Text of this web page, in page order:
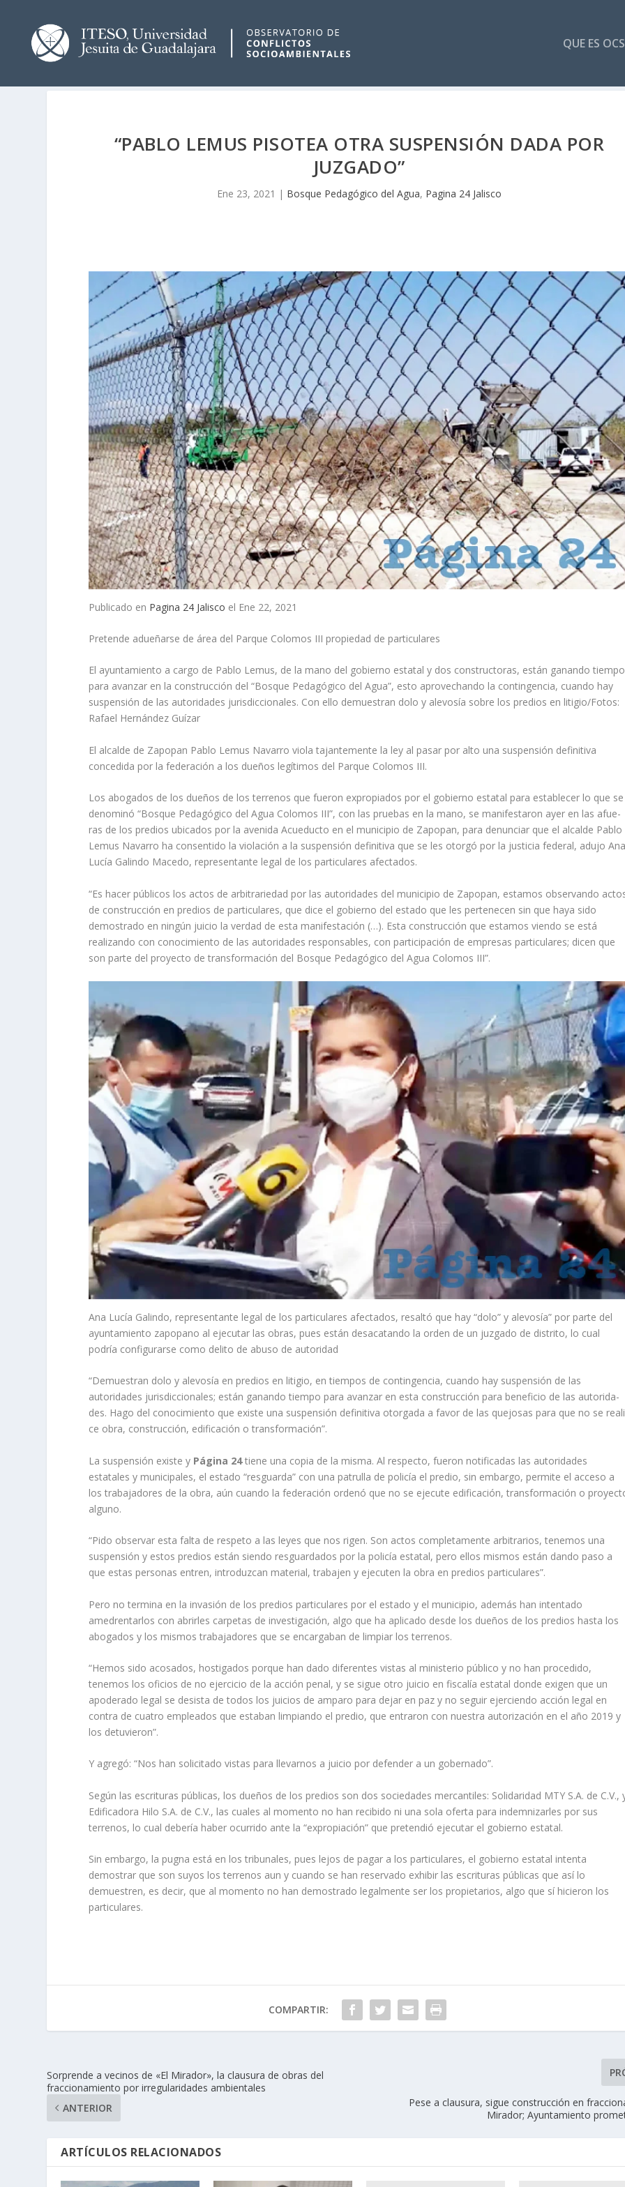
QUE ES
“PABLO LEMUS PISOTEA OTRA SUSPENSIÓN DADA POR
JUZGADO”
Ene 23, 2021 | Bosque Pedagógico del Agua, Pagina 24 Jalisco
Publicado en Pagina 24 Jalisco el Ene 22, 2021
Pretende adueñarse de área del Parque Colomos III propiedad de particulares
El ayuntamiento a cargo de Pablo Lemus, de la mano del gobierno estatal y dos constructoras, están ganando tiempo
para avanzar en la construcción del “Bosque Pedagógico del Agua”, esto aprovechando la contingencia, cuando hay
suspensión de las autoridades jurisdiccionales. Con ello demuestran dolo y alevosía sobre los predios en litigio/Fotos:
Rafael Hernández Guízar
El alcalde de Zapopan Pa­blo Lemus Navarro viola ta­jantemente la ley al pasar por alto una suspensión definitiva
concedida por la federación a los dueños legítimos del Par­que Colomos III.
Los abogados de los due­ños de los terrenos que fueron expropiados por el gobierno estatal para establecer lo que se
denominó “Bosque Peda­gógico del Agua Colomos III”, con las pruebas en la mano, se manifestaron ayer en las afue­
ras de los predios ubicados por la avenida Acueducto en el municipio de Zapopan, para denunciar que el alcalde Pablo
Lemus Navarro ha consentido la violación a la suspensión definitiva que se les otorgó por la justicia federal, adujo
Lucía Galindo Macedo, representante legal de los par­ticulares afectados.
“Es hacer públicos los ac­tos de arbitrariedad por las autoridades del municipio de Zapopan, estamos observando
de construcción en pre­dios de particulares, que dice el gobierno del estado que les pertenecen sin que haya sido
demostrado en ningún juicio la verdad de esta manifestación (…). Esta construcción que es­tamos viendo se está
realizando con conocimiento de las auto­ridades responsables, con par­ticipación de empresas parti­culares; dicen que
son parte del proyecto de transformación del Bosque Pedagógico del Agua Colomos III”.
Ana Lucía Galindo, representante legal de los particulares afectados, resaltó que hay “dolo” y alevosía” por parte del
ayuntamiento zapopano al ejecutar las obras, pues están desacatando la orden de un juzgado de distrito, lo cual
podría configurarse como delito de abuso de autoridad
“Demuestran dolo y ale­vosía en predios en litigio, en tiempos de contingencia, cuando hay suspensión de las
autoridades jurisdiccionales; están ganando tiempo para avanzar en esta construcción para beneficio de las autorida­
des. Hago del conocimiento que existe una suspensión de­finitiva otorgada a favor de las quejosas para que no se
ce obra, construcción, edifica­ción o transformación”.
La suspensión existe y Pá­gina 24tiene una copia de la misma. Al respecto, fueron notificadas las autoridades
estatales y municipales, el es­tado “resguarda” con una pa­trulla de policía el predio, sin embargo, permite el acceso a
los trabajadores de la obra, aún cuando la federación ordenó que no se ejecute edificación, transformación o
al­guno.
“Pido observar esta fal­ta de respeto a las leyes que nos rigen. Son actos comple­tamente arbitrarios, tenemos una
suspensión y estos predios están siendo resguardados por la policía estatal, pero ellos mismos están dando paso a
que estas personas entren, in­troduzcan material, trabajen y ejecuten la obra en predios particulares”.
Pero no termina en la in­vasión de los predios particu­lares por el estado y el muni­cipio, además han intentado
amedrentarlos con abrirles carpetas de investigación, algo que ha aplicado desde los dueños de los predios has­ta los
abogados y los mismos trabajadores que se encarga­ban de limpiar los terrenos.
“Hemos sido acosados, hostigados porque han dado diferentes vistas al ministe­rio público y no han procedi­do,
tenemos los oficios de no ejercicio de la acción penal, y se sigue otro juicio en fiscalía estatal donde exigen que un
apoderado legal se desista de todos los juicios de amparo para dejar en paz y no seguir ejerciendo acción legal en
contra de cuatro empleados que estaban limpiando el pre­dio, que entraron con nuestra autorización en el año 2019 y
los detuvieron”.
Y agregó: “Nos han soli­citado vistas para llevarnos a juicio por defender a un go­bernado”.
Según las escrituras públi­cas, los dueños de los predios son dos sociedades mercanti­les: Solidaridad MTY S.A. de C.V.,
Edificadora Hilo S.A. de C.V., las cuales al momen­to no han recibido ni una sola oferta para indemnizarles por sus
terrenos, lo cual debería haber ocurrido ante la “expro­piación” que pretendió ejecu­tar el gobierno estatal.
Sin embargo, la pugna está en los tribunales, pues lejos de pagar a los parti­culares, el gobierno estatal intenta
demostrar que son suyos los terrenos aun y cuando se han reservado ex­hibir las escrituras públicas que así lo
demuestren, es de­cir, que al momento no han demostrado legalmente ser los propietarios, algo que sí hicieron los
particulares.
COMPARTIR:
Sorprende a vecinos de «El Mirador», la clausura de obras del
fraccionamiento por irregularidades ambientales
ANTERIOR
Pese a clausura, sigue construcción en
Mirador; Ayuntamiento
ARTÍCULOS RELACIONADOS